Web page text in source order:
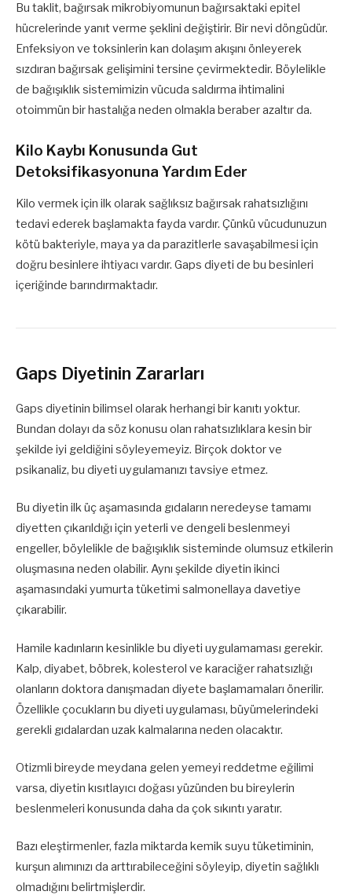
Bu taklit, bağırsak mikrobiyomunun bağırsaktaki epitel
hücrelerinde yanıt verme şeklini değiştirir. Bir nevi döngüdür.
Enfeksiyon ve toksinlerin kan dolaşım akışını önleyerek
sızdıran bağırsak gelişimini tersine çevirmektedir. Böylelikle
de bağışıklık sistemimizin vücuda saldırma ihtimalini
otoimmün bir hastalığa neden olmakla beraber azaltır da.
Kilo Kaybı Konusunda Gut
Detoksifikasyonuna Yardım Eder
Kilo vermek için ilk olarak sağlıksız bağırsak rahatsızlığını
tedavi ederek başlamakta fayda vardır. Çünkü vücudunuzun
kötü bakteriyle, maya ya da parazitlerle savaşabilmesi için
doğru besinlere ihtiyacı vardır. Gaps diyeti de bu besinleri
içeriğinde barındırmaktadır.
Gaps Diyetinin Zararları
Gaps diyetinin bilimsel olarak herhangi bir kanıtı yoktur.
Bundan dolayı da söz konusu olan rahatsızlıklara kesin bir
şekilde iyi geldiğini söyleyemeyiz. Birçok doktor ve
psikanaliz, bu diyeti uygulamanızı tavsiye etmez.
Bu diyetin ilk üç aşamasında gıdaların neredeyse tamamı
diyetten çıkarıldığı için yeterli ve dengeli beslenmeyi
engeller, böylelikle de bağışıklık sisteminde olumsuz etkilerin
oluşmasına neden olabilir. Aynı şekilde diyetin ikinci
aşamasındaki yumurta tüketimi salmonellaya davetiye
çıkarabilir.
Hamile kadınların kesinlikle bu diyeti uygulamaması gerekir.
Kalp, diyabet, böbrek, kolesterol ve karaciğer rahatsızlığı
olanların doktora danışmadan diyete başlamamaları önerilir.
Özellikle çocukların bu diyeti uygulaması, büyümelerindeki
gerekli gıdalardan uzak kalmalarına neden olacaktır.
Otizmli bireyde meydana gelen yemeyi reddetme eğilimi
varsa, diyetin kısıtlayıcı doğası yüzünden bu bireylerin
beslenmeleri konusunda daha da çok sıkıntı yaratır.
Bazı eleştirmenler, fazla miktarda kemik suyu tüketiminin,
kurşun alımınızı da arttırabileceğini söyleyip, diyetin sağlıklı
olmadığını belirtmişlerdir.